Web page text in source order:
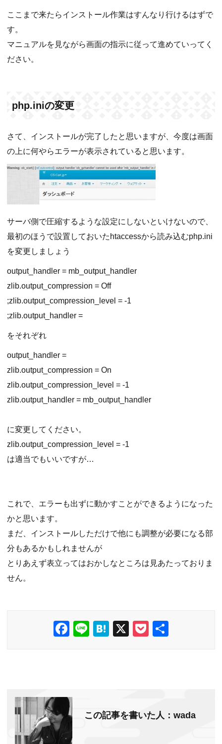
ここまで来たらインストール作業はすんなり行けるはずで
す。
マニュアルを見ながら画面の指示に従って進めていってく
ださい。
php.iniの変更
さて、インストールが完了したと思いますが、今度は画面
の上に何やらエラーが表示されていると思います。
サーバ側で圧縮するような設定にしないといけないので、
最初のほうで設置しておいたhtaccessから読み込むphp.ini
を変更しましょう
output_handler = mb_output_handler
zlib.output_compression = Off
;zlib.output_compression_level = -1
;zlib.output_handler =
をそれぞれ
output_handler =
zlib.output_compression = On
zlib.output_compression_level = -1
zlib.output_handler = mb_output_handler
に変更してください。
zlib.output_compression_level = -1
は適当でもいいですが…
これで、エラーも出ずに動かすことができるようになった
かと思います。
まだ、インストールしただけで他にも調整が必要になる部
分もあるかもしれませんが
とりあえず表立ってはおかしなところは見あたっておりま
せん。
F
Li
H
X
P
この記事を書いた人：wada